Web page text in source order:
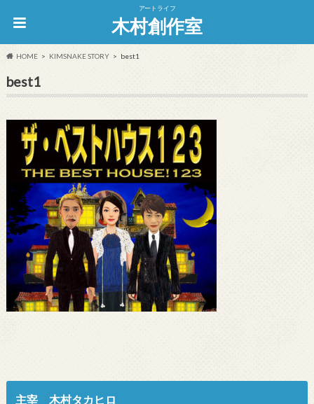
アートライフ
木村創作室
HOME KIMSNAKE STORY best1
best1
主宰 木村タカヒロ